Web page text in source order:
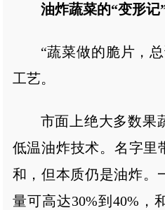
油炸蔬菜的“变形记
“蔬菜做的脆片，
工艺。
市面上绝大多数果
低温油炸技术。名字里
和，但本质仍是油炸。
量可高达30%到40%，